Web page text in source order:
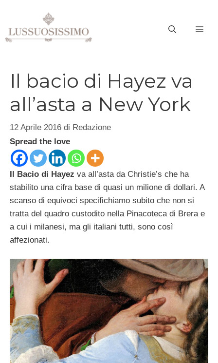
contenuto
Il bacio di Hayez va
all’asta a New York
12 Aprile 2016 di Redazione
Spread the love
Il Bacio di Hayez va all’asta da Christie’s che ha
stabilito una cifra base di quasi un milione di dollari. A
scanso di equivoci specifichiamo subito che non si
tratta del quadro custodito nella Pinacoteca di Brera e
a cui i milanesi, ma gli italiani tutti, sono così
affezionati.